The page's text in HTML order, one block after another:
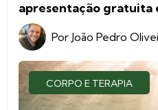
apresentação gratuita
Por João Pedro
CORPO E TERAPIA